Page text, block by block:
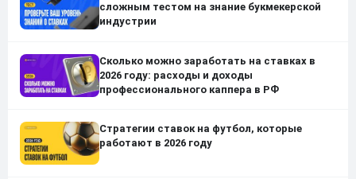
сложным тестом на знание букмекерской
индустрии
Сколько можно заработать на ставках в
2026 году: расходы и доходы
профессионального каппера в РФ
Стратегии ставок на футбол, которые
работают в 2026 году